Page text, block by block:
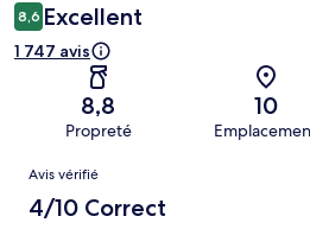
8,6 Excellent
1 747 avis
8,8
Propreté
10
Avis
Avis vérifié
4/10 Correct